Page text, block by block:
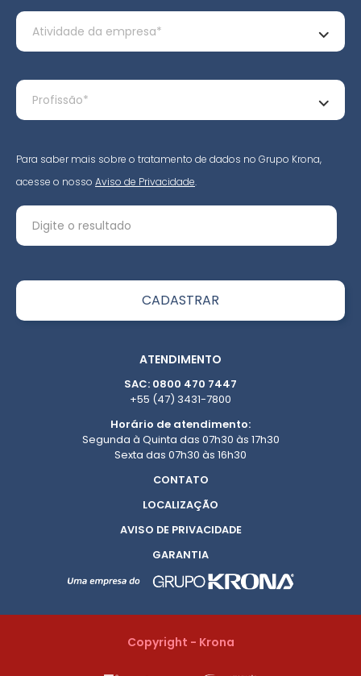
Para saber mais sobre o tratamento de dados no Grupo Krona,
acesse o nosso Aviso de Privacidade.
ATENDIMENTO
SAC: 0800 470 7447
+55 (47) 3431-7800
Horário de atendimento:
Segunda à Quinta das 07h30 às 17h30
Sexta das 07h30 às 16h30
CONTATO
LOCALIZAÇÃO
AVISO DE PRIVACIDADE
GARANTIA
Copyright - Krona